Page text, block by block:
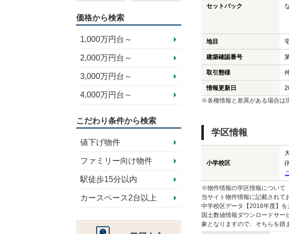
セットバック
地目
建築確認番号
取引態様
情報更新日
※各種情報と差異がある場合は
学区情報
小学校区
(
※物件情報の学区情報について
当サイト物件情報に記載され
中学校区データ【2016年度】
国土数値情報ダウンロードサ
象となりますので、そちらを踏
価格から検索
1,000万円台～
2,000万円台～
3,000万円台～
4,000万円台～
こだわり条件から検索
値下げ物件
ファミリー向け物件
駅徒歩15分以内
カースペース2台以上